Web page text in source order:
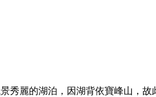
秀麗的湖泊，因湖背依寶峰山，